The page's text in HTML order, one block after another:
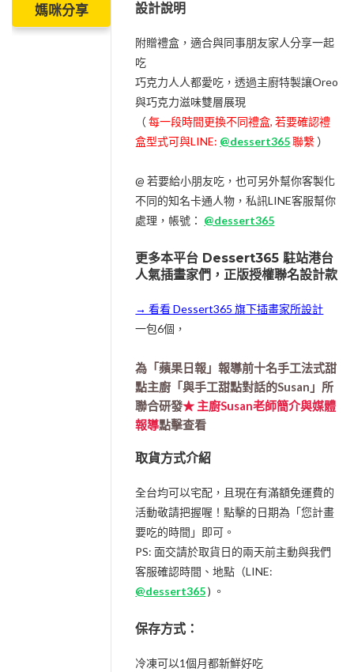
媽咪分享 設計說明
附贈禮盒，適合與同事朋友家人分享一起
吃
巧克力人人都愛吃，透過主廚特製讓Oreo
與巧克力滋味雙層展現
（ 每一段時間更換不同禮盒, 若要確認禮
盒型式可與LINE: @dessert365聯繫 ）
@ 若要給小朋友吃，也可另外幫你客製化
不同的知名卡通人物，私訊LINE客服幫你
處理，帳號： @dessert365
更多本平台 Dessert365 駐站港台
人氣插畫家們，正版授權聯名設計款
→ 看看 Dessert365 旗下插畫家所設計
一包6個，
為「蘋果日報」報導前十名手工法式甜
點主廚「與手工甜點對話的Susan」所
聯合研發★ 主廚Susan老師簡介與媒體
報導點擊查看
取貨方式介紹
全台均可以宅配，且現在有滿額免運費的
活動敬請把握喔！點擊的日期為「您計畫
要吃的時間」即可。
PS: 面交請於取貨日的兩天前主動與我們
客服確認時間、地點（LINE:
@dessert365) 。
保存方式：
冷凍可以1個月都新鮮好吃